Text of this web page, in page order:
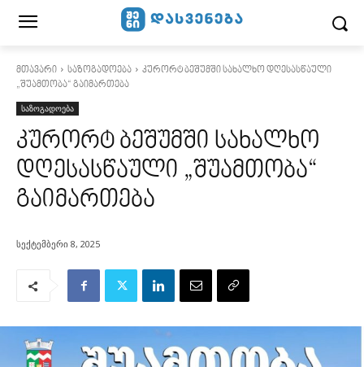
მთავარი საზოგადოება
კურორტ ბეშუმში სახალხო დღესასწაული
„შუამთობა“ გაიმართება
საზოგადოება
კურორტ ბეშუმში სახალხო
დღესასწაული „შუამთობა“
გაიმართება
სექტემბერი 8, 2025